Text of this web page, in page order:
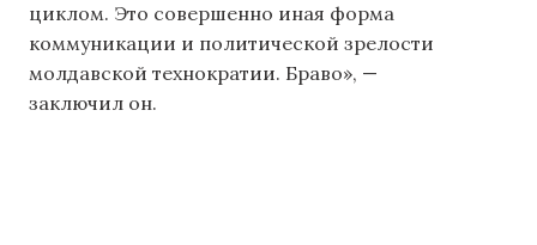
циклом. Это совершенно иная форма
коммуникации и политической зрелости
молдавской технократии. Браво», —
заключил он.